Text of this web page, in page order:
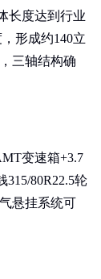
长度达到行业
形成约140立
三轴结构确
变速箱+3.7
80R22.5轮
悬挂系统可